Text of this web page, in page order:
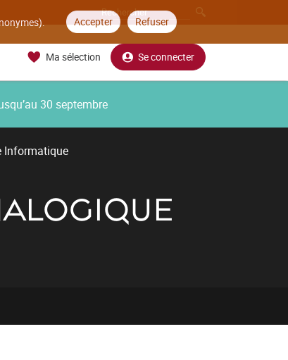
Accepter Refuser
Ma sélection Se connecter
30 septembre
Informatique